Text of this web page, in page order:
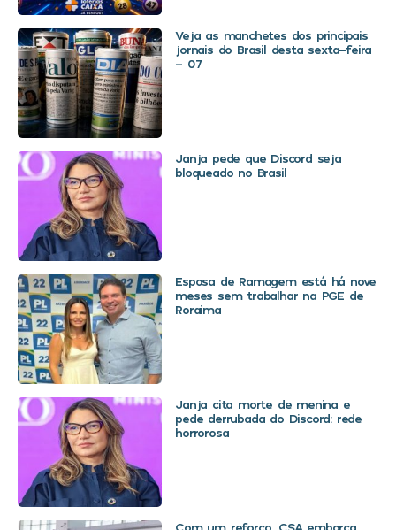
Veja as manchetes dos principais
jornais do Brasil desta sexta-feira
– 07
Janja pede que Discord seja
bloqueado no Brasil
Esposa de Ramagem está há nove
meses sem trabalhar na PGE de
Roraima
Janja cita morte de menina e
pede derrubada do Discord: rede
horrorosa